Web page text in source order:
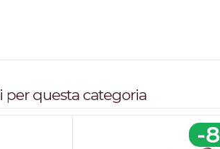
per questa categoria
-8